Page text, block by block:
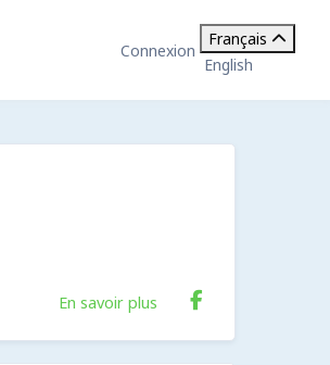
Connexion
Français
English
En savoir plus